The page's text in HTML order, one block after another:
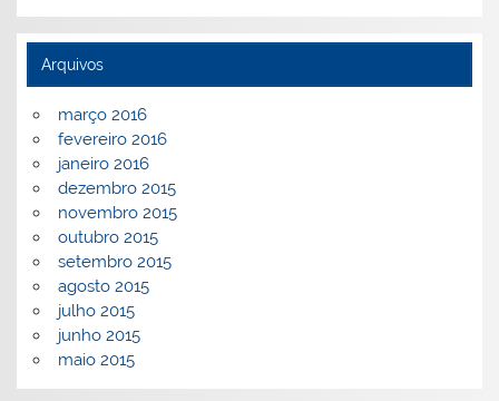
Arquivos
março 2016
fevereiro 2016
janeiro 2016
dezembro 2015
novembro 2015
outubro 2015
setembro 2015
agosto 2015
julho 2015
junho 2015
maio 2015